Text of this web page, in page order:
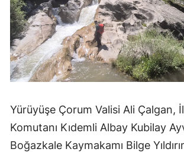
Yürüyüşe Çorum Valisi Ali Çalgan,
Komutanı Kıdemli Albay Kubilay
Boğazkale Kaymakamı Bilge